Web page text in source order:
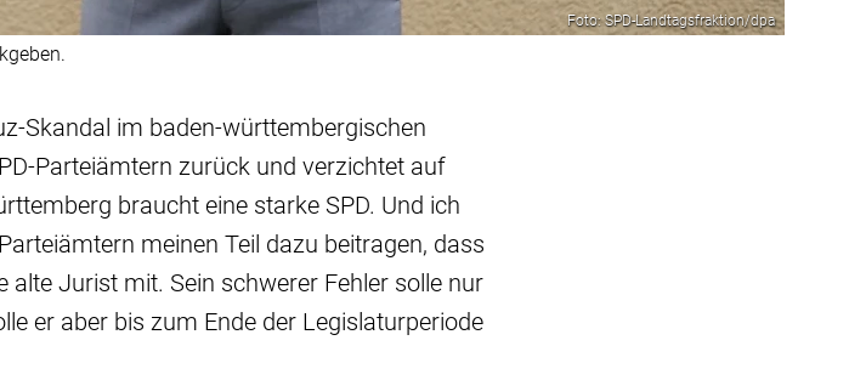
Foto: SPD-Landtagsfraktion/dpa
Skandal im baden-württembergischen
Parteiämtern zurück und verzichtet auf
braucht eine starke SPD. Und ich
meinen Teil dazu beitragen, dass
alte Jurist mit. Sein schwerer Fehler solle nur
er aber bis zum Ende der Legislaturperiode